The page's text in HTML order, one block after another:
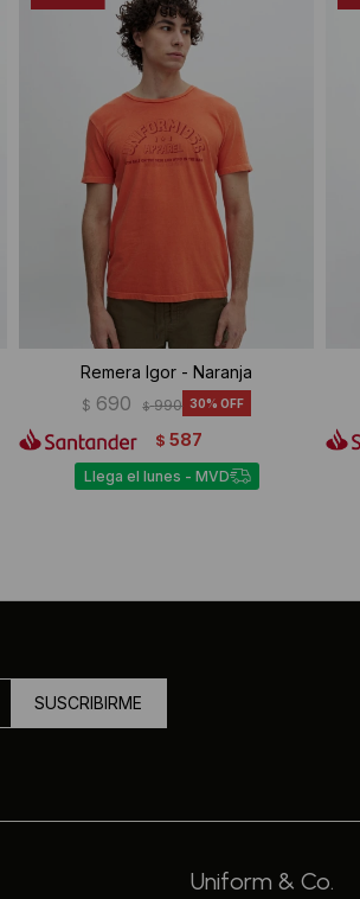
Remera Igor - Naranja
$ 690 $ 990 30
$ 587
Llega el lunes - MVD
SUSCRIBIRME
Uniform & Co.